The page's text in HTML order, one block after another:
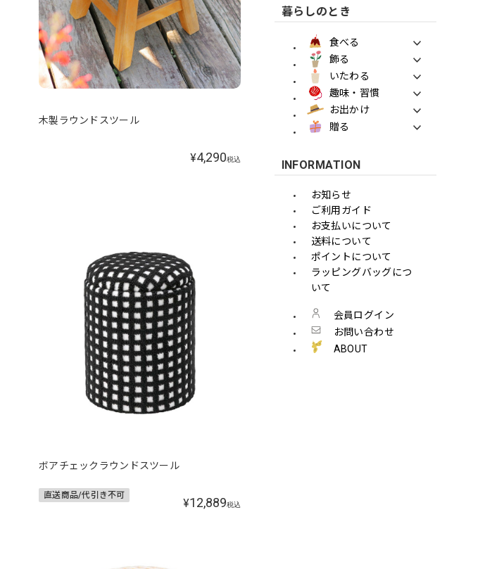
木製ラウンドスツール
¥4,290税込
ボアチェックラウンドスツール
直送商品/代引き不可
¥12,889税込
暮らしのとき
食べる
飾る
いたわる
趣味・習慣
お出かけ
贈る
INFORMATION
お知らせ
ご利用ガイド
お支払いについて
送料について
ポイントについて
ラッピングバッグにつ
いて
会員ログイン
お問い合わせ
ABOUT